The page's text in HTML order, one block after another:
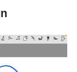
Χρήστο
έχουν
πλαίσιο μιας